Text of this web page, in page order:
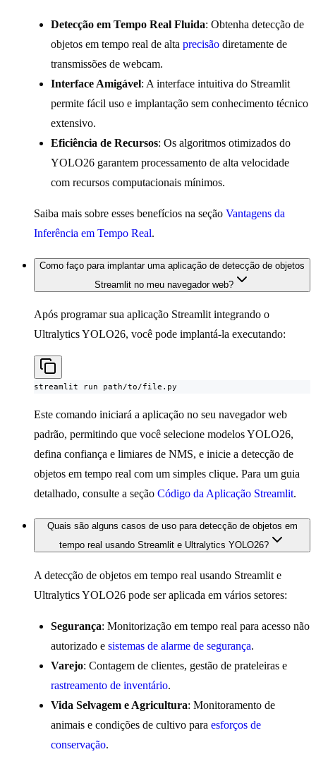
Detecção em Tempo Real Fluida: Obtenha detecção de
objetos em tempo real de alta precisão diretamente de
transmissões de webcam.
Interface Amigável: A interface intuitiva do Streamlit
permite fácil uso e implantação sem conhecimento técnico
extensivo.
Eficiência de Recursos: Os algoritmos otimizados do
YOLO26 garantem processamento de alta velocidade
com recursos computacionais mínimos.
Saiba mais sobre esses benefícios na seção Vantagens da
Inferência em Tempo Real.
Como faço para implantar uma aplicação de detecção de objetos
Streamlit no meu navegador web?
Após programar sua aplicação Streamlit integrando o
Ultralytics YOLO26, você pode implantá-la executando:
streamlit run path/to/file.py
Este comando iniciará a aplicação no seu navegador web
padrão, permitindo que você selecione modelos YOLO26,
defina confiança e limiares de NMS, e inicie a detecção de
objetos em tempo real com um simples clique. Para um guia
detalhado, consulte a seção Código da Aplicação Streamlit.
Quais são alguns casos de uso para detecção de objetos em
tempo real usando Streamlit e Ultralytics YOLO26?
A detecção de objetos em tempo real usando Streamlit e
Ultralytics YOLO26 pode ser aplicada em vários setores:
Segurança: Monitorização em tempo real para acesso não
autorizado e sistemas de alarme de segurança.
Varejo: Contagem de clientes, gestão de prateleiras e
rastreamento de inventário.
Vida Selvagem e Agricultura: Monitoramento de
animais e condições de cultivo para esforços de
conservação.